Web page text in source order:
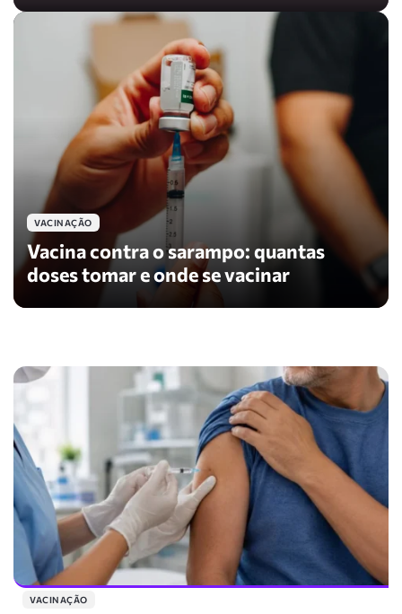
VACINAÇÃO
Vacina contra o sarampo: quantas
doses tomar e onde se vacinar
VACINAÇÃO